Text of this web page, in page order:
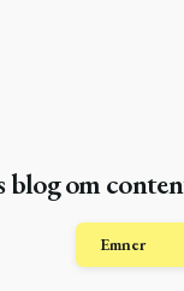
blog om
Emner